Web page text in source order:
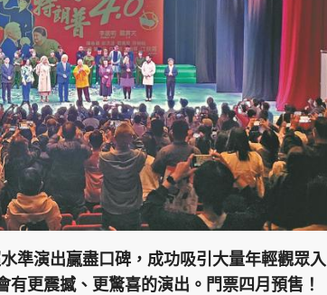
準演出贏盡口碑，成功吸引大量年輕觀眾入
更震撼、更驚喜的演出。門票四月預售！